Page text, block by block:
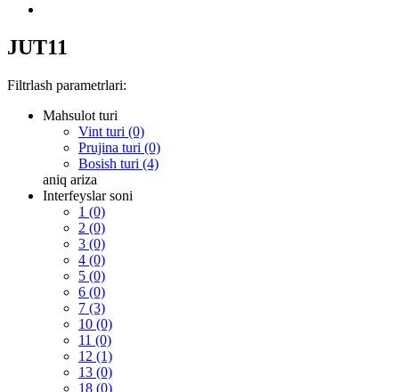
JUT11
Filtrlash parametrlari:
Mahsulot turi
Vint turi (0)
Prujina turi (0)
Bosish turi (4)
aniq ariza
Interfeyslar soni
1 (0)
2 (0)
3 (0)
4 (0)
5 (0)
6 (0)
7 (3)
10 (0)
11 (0)
12 (1)
13 (0)
18 (0)